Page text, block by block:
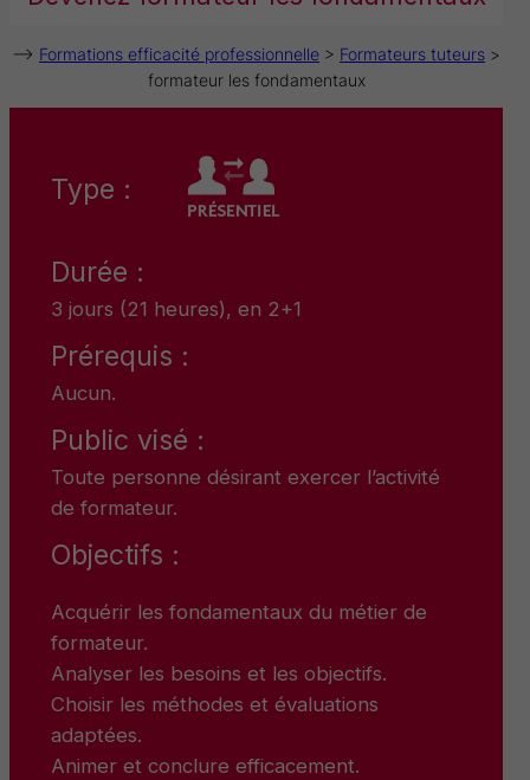
–> Formations efficacité professionnelle > Formateurs tuteurs >
formateur les fondamentaux
Type :
Durée :
3 jours (21 heures), en 2+1
Prérequis :
Aucun.
Public visé :
Toute personne désirant exercer l’activité
de formateur.
Objectifs :
Acquérir les fondamentaux du métier de
formateur.
Analyser les besoins et les objectifs.
Choisir les méthodes et évaluations
adaptées.
Animer et conclure efficacement.